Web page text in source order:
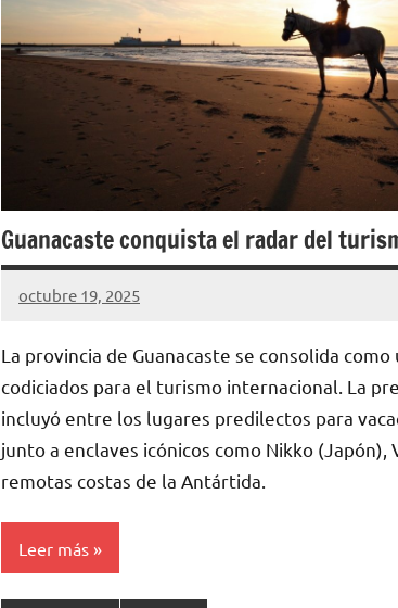
Guanacaste conquista el radar del
octubre 19, 2025
La
de
La
Pampa
La provincia de Guanacaste se consolida
codiciados para el turismo internacional. La
incluyó entre los lugares predilectos para
junto a enclaves icónicos como Nikko (Japón),
remotas costas de la Antártida.
Leer más